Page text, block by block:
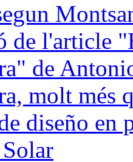
de l'article
de
molt més
diseño en